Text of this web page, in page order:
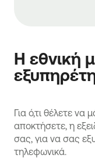
Η εθνική
Για ό,τι θέλετε να
αποκτήσετε, η
σας, για να σας
τηλεφωνικά.